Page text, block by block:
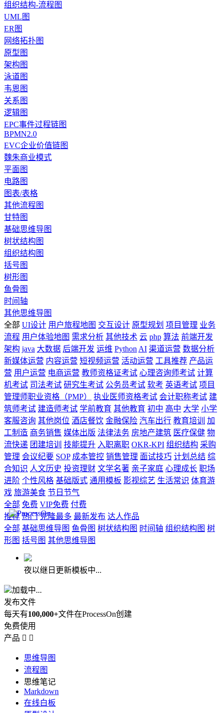
组织结构-流程图
UML图
ER图
网络拓扑图
原型图
架构图
泳道图
韦恩图
关系图
逻辑图
EPC事件过程链图
BPMN2.0
EVC企业价值链图
魏朱商业模式
平面图
电路图
图表/表格
其他流程图
甘特图
基础思维导图
树状结构图
组织结构图
括号图
树形图
鱼骨图
时间轴
其他思维导图
全部 UI设计 用户旅程地图 交互设计 原型规划 项目管理 业务
流程 用户体验地图 需求分析 其他技术 云 php 算法 前端开发
架构 java 大数据 后端开发 运维 Python AI 渠道运营 数据分析
新媒体运营 内容运营 短视频运营 活动运营 工具推荐 产品运
营 用户运营 电商运营 教师资格证考试 心理咨询师考试 计算
机考试 司法考试 研究生考试 公务员考试 软考 英语考试 项目
管理师职业资格（PMP）
执业医师资格考试 会计职称考试 建
筑师考试 建造师考试 学前教育 其他教育 初中 高中 大学 小学
客服咨询 其他岗位 酒店餐饮 金融保险 汽车出行 教育培训
加
工制造 商务销售 媒体出版 法律法务 房地产建筑 医疗保健 物
流快递 团建培训 技能提升 入职离职 OKR-KPI 组织结构 采购
管理 会议纪要 SOP 成本管控 销售管理 面试技巧 计划总结 综
合知识 人文历史 投资理财 文学名著 亲子家庭 心理成长 职场
进阶 个性风格 基础版式 通用模板 影视综艺 生活常识 体育游
戏 旅游美食 节日节气
全部 免费 VIP免费 付费
推荐 热门 克隆最多 最新发布 达人作品
全部 基础思维导图 鱼骨图 树状结构图 时间轴 组织结构图 树
形图 括号图 其他思维导图
夜以继日更新模板中...
加载中...
发布文件
每天有100,000+文件在ProcessOn创建
免费使用
产品  
思维导图
流程图
思维笔记
Markdown
在线白板